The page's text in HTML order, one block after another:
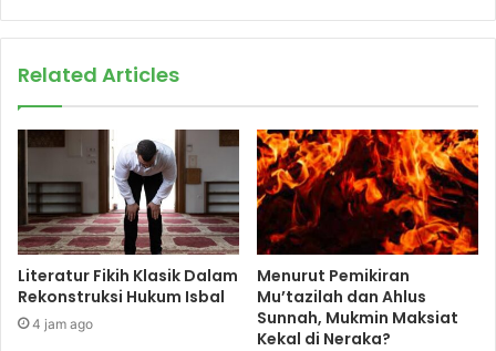
Related Articles
Literatur Fikih Klasik Dalam
Rekonstruksi Hukum Isbal
4 jam ago
Menurut Pemikiran
Mu’tazilah dan Ahlus
Sunnah, Mukmin Maksiat
Kekal di Neraka?